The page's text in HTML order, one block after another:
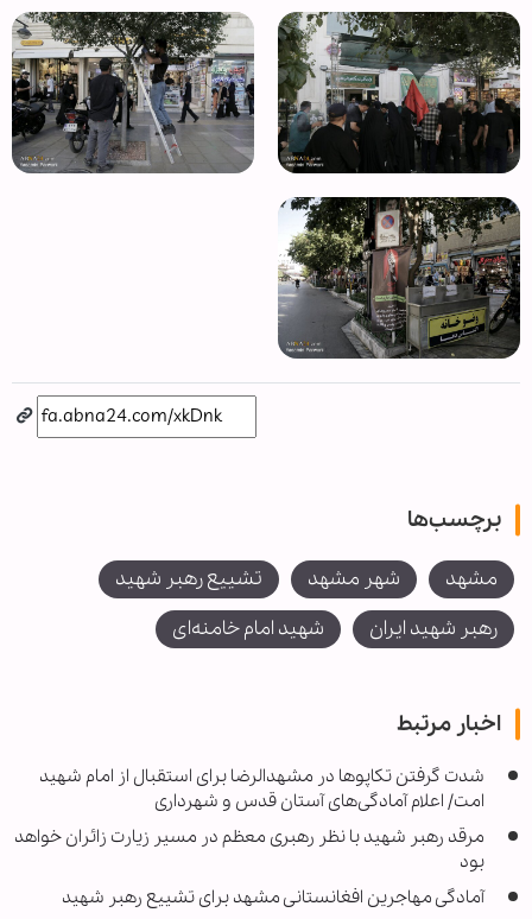
برچسب‌ها
مشهد شهر مشهد
تشییع رهبر شهید
رهبر شهید ایران
شهید امام خامنه‌ای
اخبار مرتبط
شدت گرفتن تکاپوها در مشهدالرضا برای استقبال از امام شهید
امت/ اعلام آمادگی‌های آستان قدس و شهرداری
مرقد رهبر شهید با نظر رهبری معظم در مسیر زیارت زائران خواهد
بود
آمادگی مهاجرین افغانستانی مشهد برای تشییع رهبر شهید